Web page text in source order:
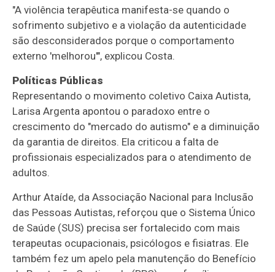
"A violência terapêutica manifesta-se quando o
sofrimento subjetivo e a violação da autenticidade
são desconsiderados porque o comportamento
externo 'melhorou'", explicou Costa.
Políticas Públicas
Representando o movimento coletivo Caixa Autista,
Larisa Argenta apontou o paradoxo entre o
crescimento do "mercado do autismo" e a diminuição
da garantia de direitos. Ela criticou a falta de
profissionais especializados para o atendimento de
adultos.
Arthur Ataíde, da Associação Nacional para Inclusão
das Pessoas Autistas, reforçou que o Sistema Único
de Saúde (SUS) precisa ser fortalecido com mais
terapeutas ocupacionais, psicólogos e fisiatras. Ele
também fez um apelo pela manutenção do Benefício